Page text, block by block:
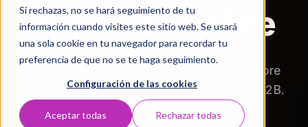
Si rechazas, no se hará seguimiento de tu
información cuando visites este sitio web. Se usará
una sola cookie en tu navegador para recordar tu
preferencia de que no se te haga seguimiento.
Configuración de las cookies
Aceptar todas Rechazar todas
Artículos sobre
Estrategias tácticas y guías profundas sobre
Growth, Inbound Marketing y tecnología B2B.